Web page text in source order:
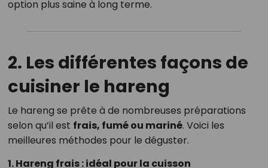
option plus saine à long terme.
2. Les différentes façons de
cuisiner le hareng
Le hareng se prête à de nombreuses préparations
selon qu’il est frais, fumé ou mariné. Voici les
meilleures méthodes pour le déguster.
1. Hareng frais : idéal pour la cuisson